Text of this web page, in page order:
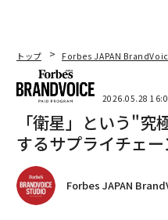
トップ Forbes JAPAN
2026.05.28
「衛星」という"
するサプライチェ
Forbes JAPAN